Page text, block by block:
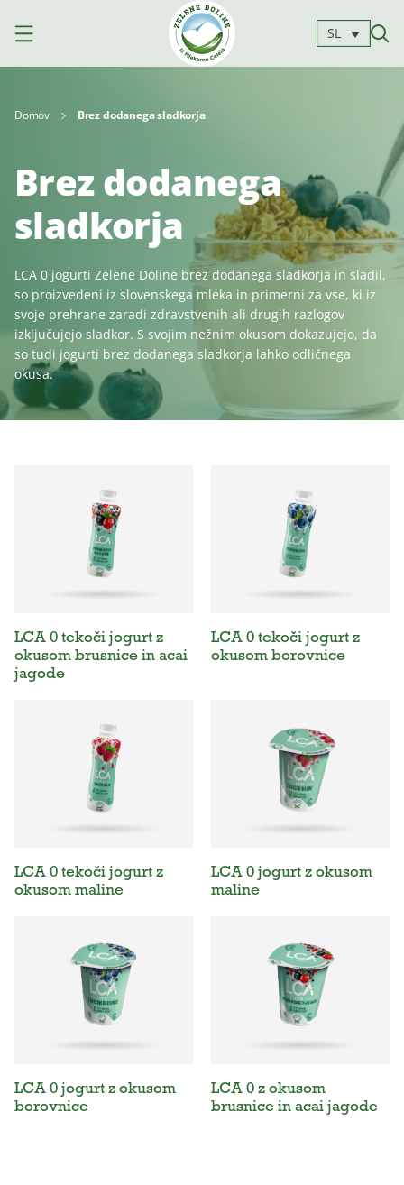
SL
Izdelki
Mleko Jogurti
Deserti
Kajmak
in
namazi
Za
kuhanje
Brez
Domov Brez dodanega sladkorja
Brez dodanega
sladkorja
LCA 0 jogurti Zelene Doline brez dodanega sladkorja in sladil,
so proizvedeni iz slovenskega mleka in primerni za vse, ki iz
svoje prehrane zaradi zdravstvenih ali drugih razlogov
izključujejo sladkor. S svojim nežnim okusom dokazujejo, da
so tudi jogurti brez dodanega sladkorja lahko odličnega
okusa.
LCA 0 tekoči jogurt z
okusom brusnice in acai
jagode
LCA 0 tekoči jogurt z
okusom borovnice
LCA 0 tekoči jogurt z
okusom maline
LCA 0 jogurt z okusom
maline
LCA 0 jogurt z okusom
borovnice
LCA 0 z okusom
brusnice in acai jagode